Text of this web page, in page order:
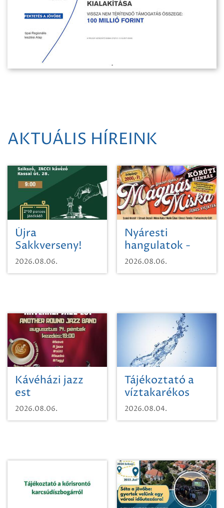
AKTUÁLIS HÍREINK
Újra
Sakkverseny!
2026.08.06.
Nyáresti
hangulatok -
Mágnás Miska
2026.08.06.
Kávéházi jazz
est
2026.08.06.
Tájékoztató a
víztakarékos
vízhasználatról
2026.08.04.